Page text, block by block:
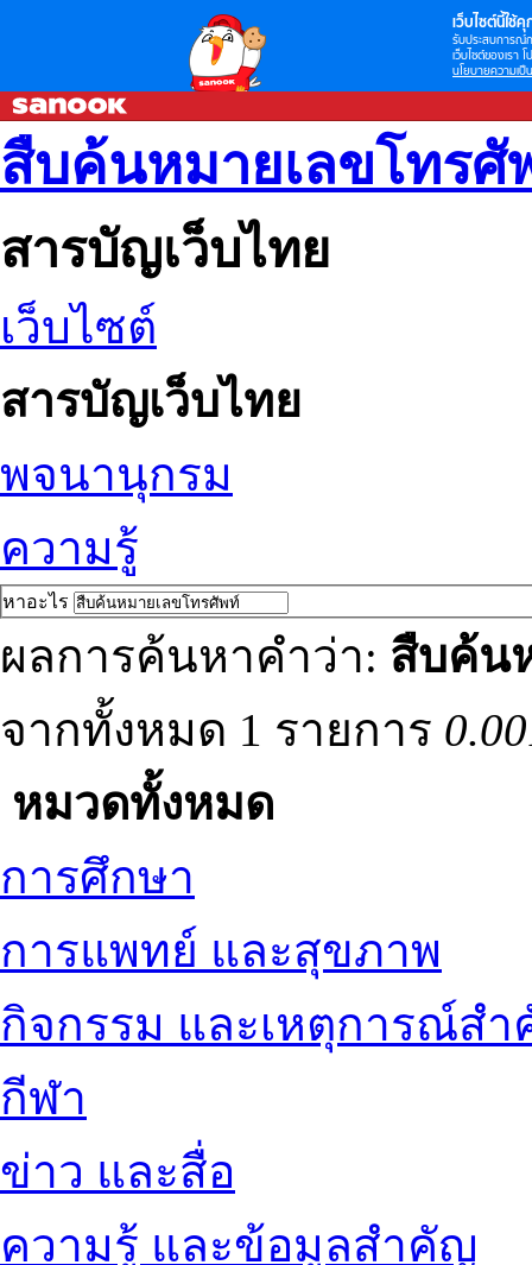
เว็บไซต์นี้ใช้คุ
รับประสบการณ์
เว็บไซต์ของเรา
นโยบายความเป็
สืบค้นหมายเลขโทรศั
สารบัญเว็บไทย
เว็บไซต์
สารบัญเว็บไทย
พจนานุกรม
ความรู้
หาอะไร
ผลการค้นหาคำว่า: สืบค้น
จากทั้งหมด 1 รายการ
หมวดทั้งหมด
การศึกษา
การแพทย์ และสุขภาพ
กิจกรรม และเหตุการณ์ส
กีฬา
ข่าว และสื่อ
ความรู้ และข้อมูลสำคัญ